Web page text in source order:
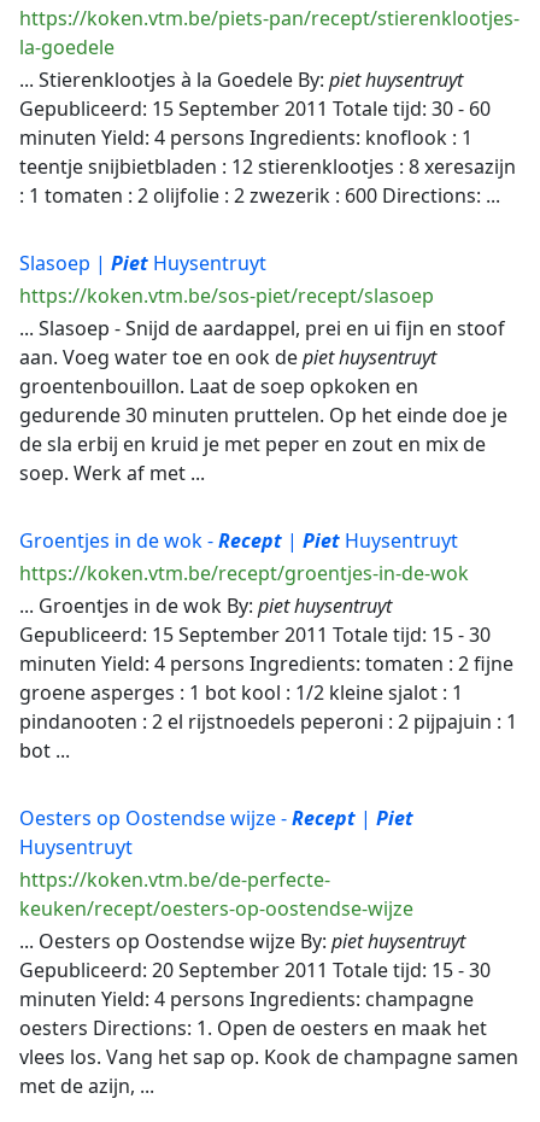
https://koken.vtm.be/piets-pan/recept/stierenklootjes-
la-goedele
... Stierenklootjes à la Goedele By: piethuysentruyt
Gepubliceerd: 15 September 2011 Totale tijd: 30 - 60
minuten Yield: 4 persons Ingredients: knoflook : 1
teentje snijbietbladen : 12 stierenklootjes : 8 xeresazijn
: 1 tomaten : 2 olijfolie : 2 zwezerik : 600 Directions: ...
Slasoep | Piet Huysentruyt
https://koken.vtm.be/sos-piet/recept/slasoep
... Slasoep - Snijd de aardappel, prei en ui fijn en stoof
aan. Voeg water toe en ook depiethuysentruyt
groentenbouillon. Laat de soep opkoken en
gedurende 30 minuten pruttelen. Op het einde doe je
de sla erbij en kruid je met peper en zout en mix de
soep. Werk af met ...
Groentjes in de wok -Recept | Piet Huysentruyt
https://koken.vtm.be/recept/groentjes-in-de-wok
... Groentjes in de wok By: piethuysentruyt
Gepubliceerd: 15 September 2011 Totale tijd: 15 - 30
minuten Yield: 4 persons Ingredients: tomaten : 2 fijne
groene asperges : 1 bot kool : 1/2 kleine sjalot : 1
pindanooten : 2 el rijstnoedels peperoni : 2 pijpajuin : 1
bot ...
Oesters op Oostendse wijze -Recept | Piet
Huysentruyt
https://koken.vtm.be/de-perfecte-
keuken/recept/oesters-op-oostendse-wijze
... Oesters op Oostendse wijze By: piethuysentruyt
Gepubliceerd: 20 September 2011 Totale tijd: 15 - 30
minuten Yield: 4 persons Ingredients: champagne
oesters Directions: 1. Open de oesters en maak het
vlees los. Vang het sap op. Kook de champagne samen
met de azijn, ...